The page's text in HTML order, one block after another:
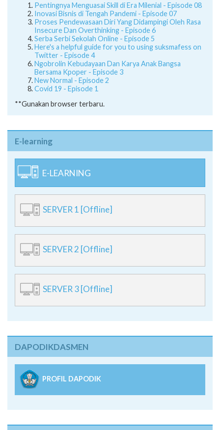
Pentingnya Menguasai Skill di Era Milenial - Episode 08
Inovasi Bisnis di Tengah Pandemi - Episode 07
Proses Pendewasaan Diri Yang Didampingi Oleh Rasa
Insecure Dan Overthinking - Episode 6
Serba Serbi Sekolah Online - Episode 5
Here's a helpful guide for you to using suksmafess on
Twitter - Episode 4
Ngobrolin Kebudayaan Dan Karya Anak Bangsa
Bersama Kpoper - Episode 3
New Normal - Episode 2
Covid 19 - Episode 1
**Gunakan browser terbaru.
E-learning
E-LEARNING
SERVER 1 [Offline]
SERVER 2 [Offline]
SERVER 3 [Offline]
DAPODIKDASMEN
PROFIL DAPODIK